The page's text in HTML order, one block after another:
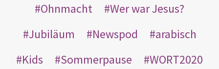
Ohnmacht
Wer war Jesus?
Jubiläum
Newspod
arabisch
Kids
Sommerpause
WORT2020